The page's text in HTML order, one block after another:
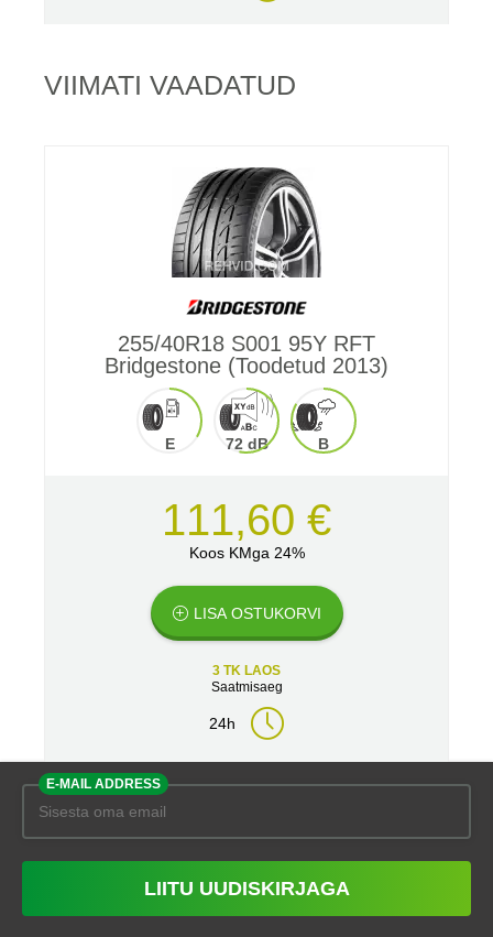
VIIMATI VAADATUD
255/40R18 S001 95Y RFT
Bridgestone (Toodetud 2013)
E 72 dB B
111,60 €
Koos KMga 24%
LISA OSTUKORVI
3 TK LAOS
Saatmisaeg
24h
E-MAIL ADDRESS
LIITU UUDISKIRJAGA